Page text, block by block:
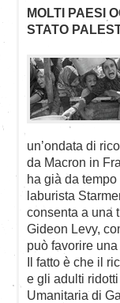
MOLTI PAESI
STATO
un’ondata di
da Macron in
ha già da
laburista
consenta a una
Gideon Levy,
può favorire
Il fatto è che il
e gli adulti
Umanitaria di